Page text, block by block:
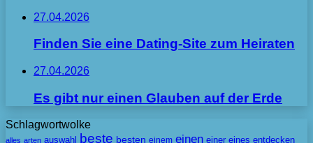
27.04.2026
Finden Sie eine Dating-Site zum Heiraten
27.04.2026
Es gibt nur einen Glauben auf der Erde
Schlagwortwolke
alles arten auswahl beste besten einem einen einer eines entdecken